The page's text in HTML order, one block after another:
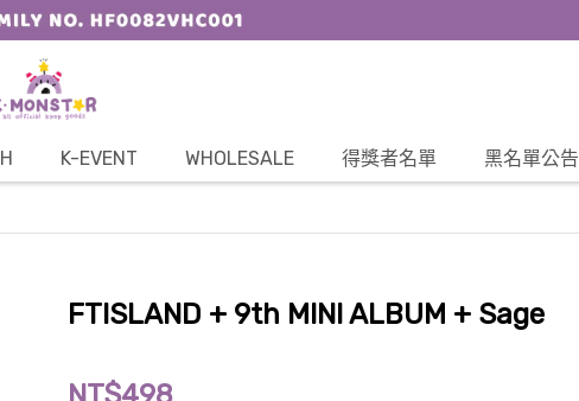
K-EVENT WHOLESALE 得獎者名單 黑名單公告
FTISLAND + 9th MINI ALBUM + Sage